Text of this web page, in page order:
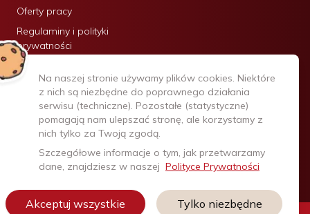
Oferty pracy
Regulaminy i polityki
prywatności
Certyfikaty:
Na naszej stronie używamy plików cookies. Niektóre
z nich są niezbędne do poprawnego działania
serwisu (techniczne). Pozostałe (statystyczne)
pomagają nam ulepszać stronę, ale korzystamy z
nich tylko za Twoją zgodą.
Szczegółowe informacje o tym, jak przetwarzamy
dane, znajdziesz w naszej Polityce Prywatności
Akceptuj wszystkie Tylko niezbędne